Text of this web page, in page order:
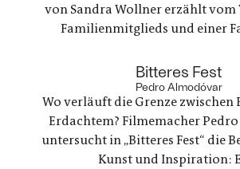
von Sandra Wollner erzählt vom
Familienmitglieds und einer
ungewöhnlicher Familienurlaub
Spannungsfeld zwischen Trauer,
und einer Welt, die nie
Bitteres Fest
Pedro Almodóvar
Wo verläuft die Grenze zwischen
Erdachtem? Filmemacher
untersucht in „Bitteres Fest“ die
Kunst und Inspiration: